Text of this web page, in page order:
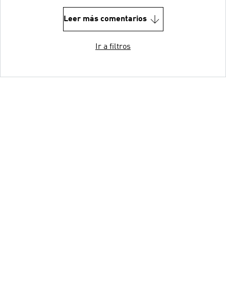
Leer más comentarios
Ir a filtros